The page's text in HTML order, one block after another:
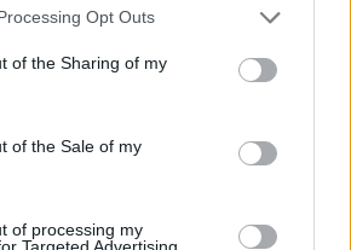
website/app uses one or more Google
or usage behaviour. You may click to
to Google and its third-party tags to
specified purposes in below Google
Opt Outs
of the Sharing of my
of the Sale of my
of processing my
Targeted Advertising.
is végzett Balogh
Levente árnyékában dolgozni,
áll.